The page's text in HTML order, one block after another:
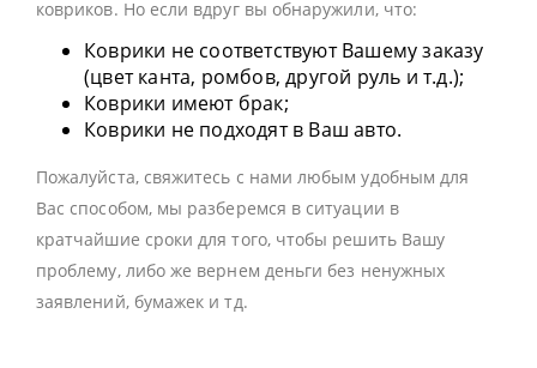
ковриков. Но если вдруг вы обнаружили, что:
Коврики не соответствуют Вашему заказу
(цвет канта, ромбов, другой руль и т.д.);
Коврики имеют брак;
Коврики не подходят в Ваш авто.
Пожалуйста, свяжитесь с нами любым удобным для
Вас способом, мы разберемся в ситуации в
кратчайшие сроки для того, чтобы решить Вашу
проблему, либо же вернем деньги без ненужных
заявлений, бумажек и тд.